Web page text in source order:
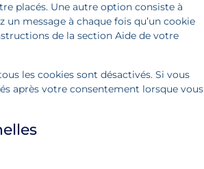
placés. Une autre option consiste à
message à chaque fois qu’un cookie
de la section Aide de votre
les cookies sont désactivés. Si vous
après votre consentement lorsque vous